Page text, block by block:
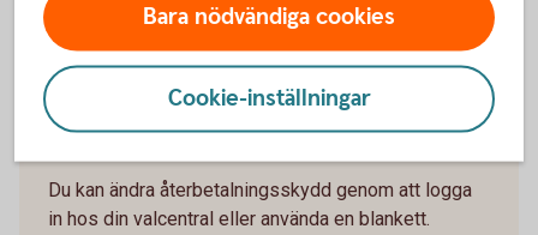
Återbetalningsskydd
Du kan ändra återbetalningsskydd genom att logga
in hos din valcentral eller använda en blankett.
Bara nödvändiga cookies
Cookie-inställningar